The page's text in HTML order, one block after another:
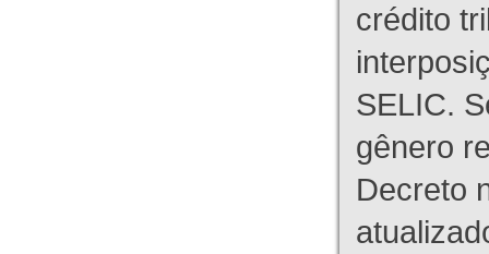
crédito
SELIC.
gênero
Decreto